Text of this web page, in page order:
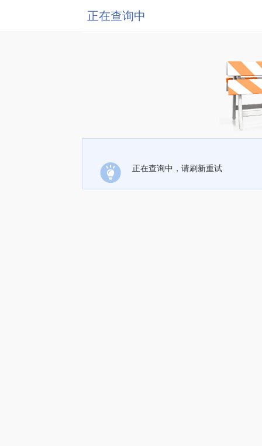
正在查询中
正在查询中，请刷新重试